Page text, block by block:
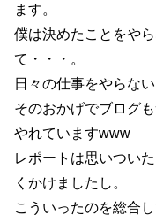
ます。
僕は決めたことをや
て・・・。
日々の仕事をやらな
そのおかげでブログ
やれていますwww
レポートは思いつい
くかけましたし。
こういったのを総合